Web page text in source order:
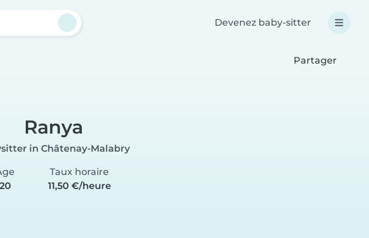
Devenez baby-sitter
Partager
Ranya
in Châtenay-Malabry
20
Taux horaire
11,50 €/heure